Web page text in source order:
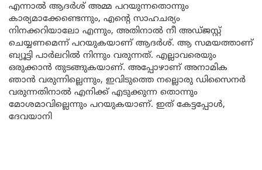
എന്നാൽ ആദർശ് അമ്മ പറയുന്നതൊന്നും
കാര്യമാക്കേണ്ടെന്നും, എൻ്റെ സാഹചര്യം
നിനക്കറിയാലോ എന്നും, അതിനാൽ നീ അഡ്ജസ്റ്റ്
ചെയ്യണമെന്ന് പറയുകയാണ് ആദർശ്. ആ സമയത്താണ്
ബ്യൂട്ടി പാർലറിൽ നിന്നും വരുന്നത്. എല്ലാവരെയും
ഒരുക്കാൻ തുടങ്ങുകയാണ്. അപ്പോഴാണ് അനാമിക
ഞാൻ വരുന്നില്ലെന്നും, ഇവിടുത്തെ നല്ലൊരു ഡിസൈനർ
വരുന്നതിനാൽ എനിക്ക് എടുക്കുന്ന തൊന്നും
മോശമാവില്ലെന്നും പറയുകയാണ്. ഇത് കേട്ടപ്പോൾ,
ദേവയാനി